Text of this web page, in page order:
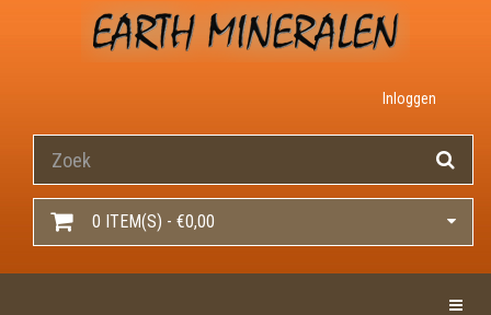
Inloggen
0 ITEM(S) - €0,00